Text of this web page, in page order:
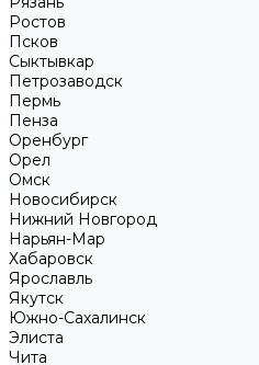
Ростов
Псков
Сыктывкар
Петрозаводск
Пермь
Пенза
Оренбург
Орел
Омск
Новосибирск
Нижний Новгород
Нарьян-Мар
Хабаровск
Ярославль
Якутск
Южно-Сахалинск
Элиста
Чита